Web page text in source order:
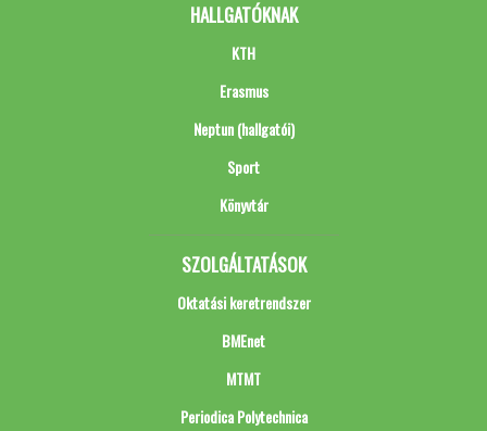
HALLGATÓKNAK
KTH
Erasmus
Neptun (hallgatói)
Sport
Könyvtár
SZOLGÁLTATÁSOK
Oktatási keretrendszer
BMEnet
MTMT
Periodica Polytechnica